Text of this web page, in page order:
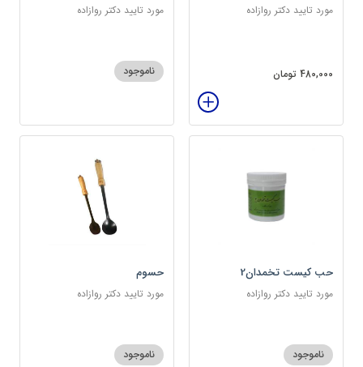
مورد تایید دکتر روازاده
480,000 تومان
مورد تایید دکتر روازاده
ناموجود
حب کیست تخمدان2
مورد تایید دکتر روازاده
ناموجود
حسوم
مورد تایید دکتر روازاده
ناموجود